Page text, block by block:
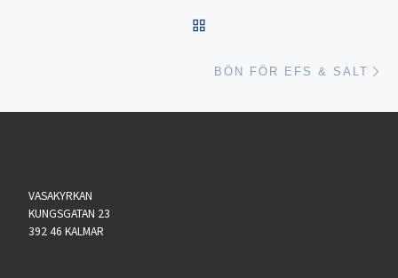
BÖN FÖR EFS & SALT
VASAKYRKAN
KUNGSGATAN 23
392 46 KALMAR